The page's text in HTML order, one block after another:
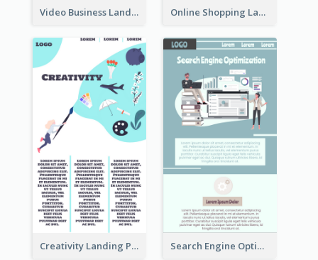
Video Business Landing Page Online Shopping Landing Page
Creativity Landing Page Search Engine Optimization Blue Landing Page